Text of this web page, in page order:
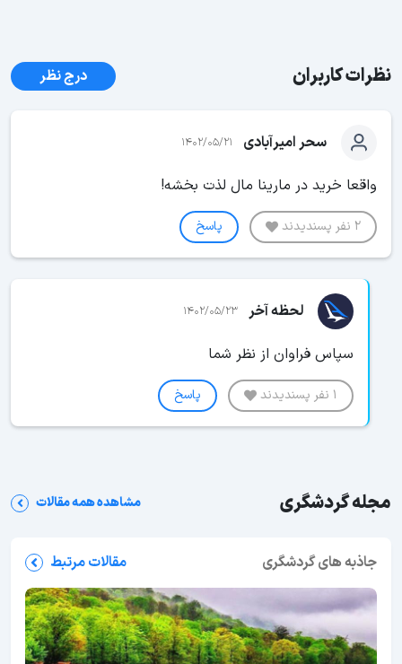
نظرات کاربران درج نظر
سحر امیرآبادی 1402/05/21
واقعا خرید در مارینا مال لذت بخشه!
2 نفر پسندیدند پاسخ
لحظه آخر 1402/05/23
سپاس فراوان از نظر شما
1 نفر پسندیدند پاسخ
مجله گردشگری مشاهده همه مقالات
جاذبه های گردشگری مقالات مرتبط